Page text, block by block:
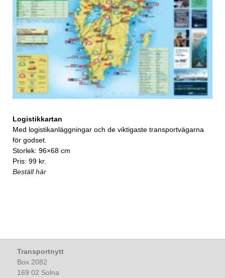
Logistikkartan
Med logistikanläggningar och de viktigaste transportvägarna
för godset.
Storlek: 96×68 cm
Pris: 99 kr.
Beställ här
Transportnytt
Box 2082
169 02 Solna